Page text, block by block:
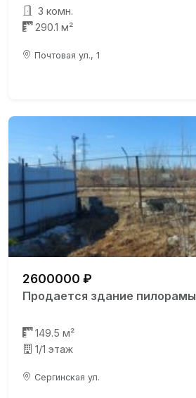
3 комн.
290.1 м²
Почтовая ул., 1
2600000 ₽
Продается здание пилорамы
149.5 м²
1/1 этаж
Сергинская ул.